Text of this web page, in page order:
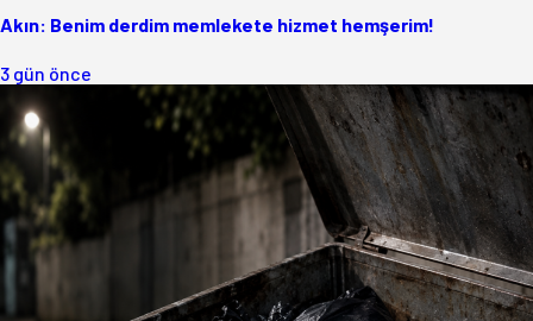
Akın: Benim derdim memlekete hizmet hemşerim!
3 gün önce